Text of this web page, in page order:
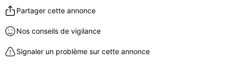
Partager cette annonce
Nos conseils de vigilance
Signaler un problème sur cette annonce